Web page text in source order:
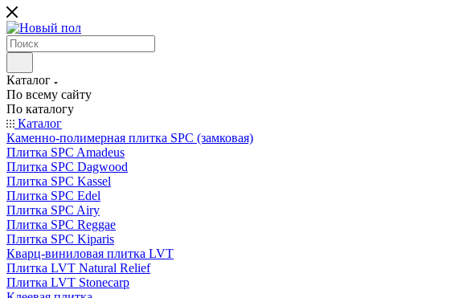
Каталог
По всему сайту
По каталогу
Каталог
Каменно-полимерная плитка SPC (замковая)
Плитка SPC Amadeus
Плитка SPC Dagwood
Плитка SPC Kassel
Плитка SPC Edel
Плитка SPC Airy
Плитка SPC Reggae
Плитка SPC Kiparis
Кварц-виниловая плитка LVT
Плитка LVT Natural Relief
Плитка LVT Stonecarp